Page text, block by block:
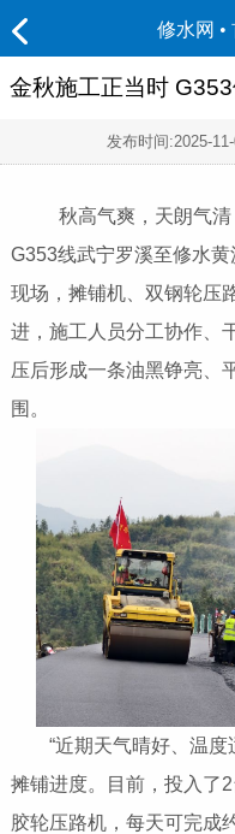
修水网 •
金秋施工正当时
发布时间:2025-
秋高气爽，天朗气清
G353线武宁罗溪至修水
现场，摊铺机、双钢轮压
进，施工人员分工协作、
压后形成一条油黑铮亮、
围。
“近期天气晴好、温度
摊铺进度。目前，投入了
胶轮压路机，每天可完成